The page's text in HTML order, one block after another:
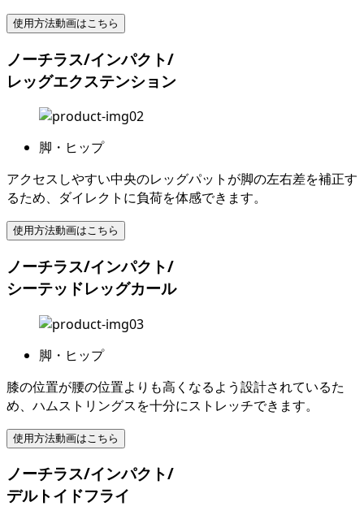
使用方法動画はこちら
ノーチラス/インパクト/
レッグエクステンション
脚・ヒップ
アクセスしやすい中央のレッグパットが脚の左右差を補正す
るため、ダイレクトに負荷を体感できます。
使用方法動画はこちら
ノーチラス/インパクト/
シーテッドレッグカール
脚・ヒップ
膝の位置が腰の位置よりも高くなるよう設計されているた
め、ハムストリングスを十分にストレッチできます。
使用方法動画はこちら
ノーチラス/インパクト/
デルトイドフライ